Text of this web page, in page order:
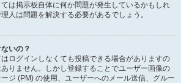
は掲示板自体に何か問題が発生しているかもしれ
人は問題を解決する必要があるでしょう。
いの？
ログインしなくても投稿できる場合がありますの
りません。しかし登録することでユーザー画像の
ジ (PM) の使用、ユーザーへのメール送信、グルー